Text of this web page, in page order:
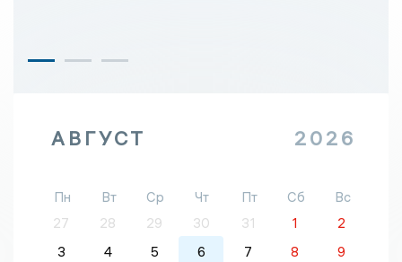
АВГУСТ 2026
Пн Вт Ср Чт Пт Сб
Вс
27
28 29 30 31 1
2
3
4 5 6 7 8
9